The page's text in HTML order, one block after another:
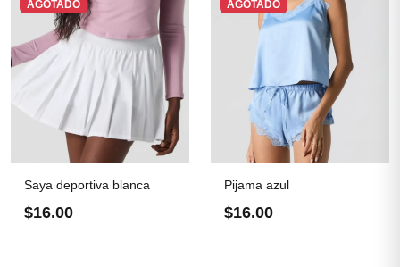
AGOTADO
Saya deportiva blanca
$16.00
AGOTADO
Pijama azul
$16.00